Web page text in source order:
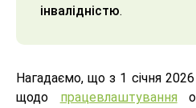
інвалідністю.
Нагадаємо, що з 1 січня
щодо працевлаштування